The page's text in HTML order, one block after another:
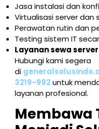
Jasa instalasi dan
Virtualisasi server dan
Perawatan rutin dan
Testing sistem IT
Layanan sewa server
Hubungi kami segera
di
3219-992untuk
layanan profesional.
Membawa